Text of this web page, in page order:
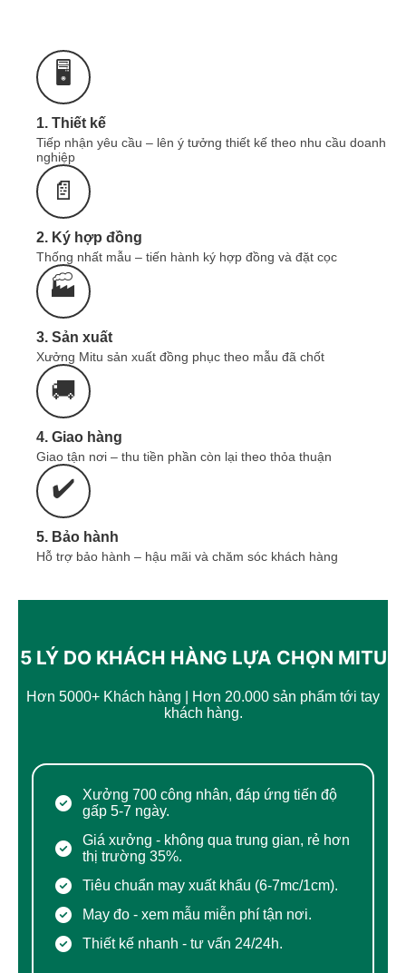
ĐỒNG PHỤC MITU - NHẬN IN THÊU ÁO
Liên hệ ngay:
Bảng Giá Áo Thun Đồng Phục
Áo Thun Polo Cổ
75k-110k
Dòng áo thun
120-150k
Giá sản phẩm phụ thuộc vào: Số lượng, Chất
liệu, Quy cách sản phẩm.
Quý khách có nhu cầu may đồng phục,
cần
Zalo
tại đây:
Chính Sách Vận Chuyển & Khuyến Mại Mới
🖥️
1. Thiết kế
Tiếp nhận yêu cầu – lên ý tưởng thiết kế theo nhu cầu doanh
nghiệp
📄
2. Ký hợp đồng
Thống nhất mẫu – tiến hành ký hợp đồng và đặt cọc
🏭
3. Sản xuất
Xưởng Mitu sản xuất đồng phục theo mẫu đã chốt
🚚
4. Giao hàng
Giao tận nơi – thu tiền phần còn lại theo thỏa thuận
✔️
5. Bảo hành
Hỗ trợ bảo hành – hậu mãi và chăm sóc khách hàng
5 LÝ DO KHÁCH HÀNG LỰA CHỌN MITU
Hơn 5000+ Khách hàng | Hơn 20.000 sản phẩm tới tay
khách hàng.
Xưởng 700 công nhân, đáp ứng tiến độ
gấp 5-7 ngày.
Giá xưởng - không qua trung gian, rẻ hơn
thị trường 35%.
Tiêu chuẩn may xuất khẩu (6-7mc/1cm).
May đo - xem mẫu miễn phí tận nơi.
Thiết kế nhanh - tư vấn 24/24h.